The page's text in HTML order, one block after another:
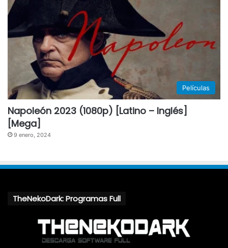
Películas
Napoleón 2023 (1080p) [Latino – Inglés]
[Mega]
9 enero, 2024
TheNekoDark: Programas Full